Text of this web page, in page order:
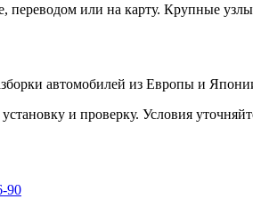
переводом или на карту. Крупные
автомобилей из Европы и
и проверку. Условия
90